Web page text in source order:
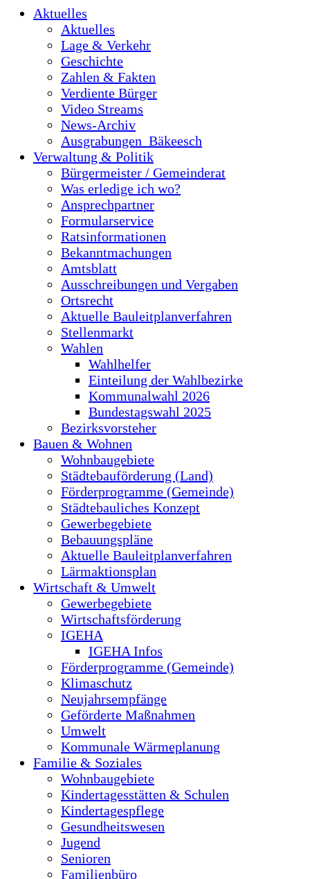
Aktuelles
Aktuelles
Lage & Verkehr
Geschichte
Zahlen & Fakten
Verdiente Bürger
Video Streams
News-Archiv
Ausgrabungen_Bäkeesch
Verwaltung & Politik
Bürgermeister / Gemeinderat
Was erledige ich wo?
Ansprechpartner
Formularservice
Ratsinformationen
Bekanntmachungen
Amtsblatt
Ausschreibungen und Vergaben
Ortsrecht
Aktuelle Bauleitplanverfahren
Stellenmarkt
Wahlen
Wahlhelfer
Einteilung der Wahlbezirke
Kommunalwahl 2026
Bundestagswahl 2025
Bezirksvorsteher
Bauen & Wohnen
Wohnbaugebiete
Städtebauförderung (Land)
Förderprogramme (Gemeinde)
Städtebauliches Konzept
Gewerbegebiete
Bebauungspläne
Aktuelle Bauleitplanverfahren
Lärmaktionsplan
Wirtschaft & Umwelt
Gewerbegebiete
Wirtschaftsförderung
IGEHA
IGEHA Infos
Förderprogramme (Gemeinde)
Klimaschutz
Neujahrsempfänge
Geförderte Maßnahmen
Umwelt
Kommunale Wärmeplanung
Familie & Soziales
Wohnbaugebiete
Kindertagesstätten & Schulen
Kindertagespflege
Gesundheitswesen
Jugend
Senioren
Familienbüro